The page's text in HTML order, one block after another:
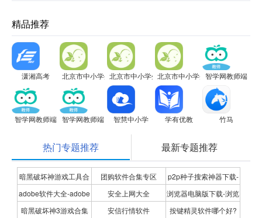
精品推荐
潇湘高考 北京市中小学生植物栽培大赛电脑版
北京市中小学生植物栽培大赛电脑版
北京市中小学生植物栽培大赛电
智学网教师端
智学网教师端 智学网教师端 智慧中小学 学有优教 竹马
热门专题推荐 最新专题推荐
暗黑破坏神游戏工具合
集
团购软件合集专区
p2p种子搜索神器下载-
P2P种子搜索神器专题
adobe软件大全-adobe
全系列软件下载-adobe
安全上网大全
浏览器电脑版下载-浏览
器下载合集
暗黑破坏神3游戏合集 安信行情软件 按键精灵软件哪个好?